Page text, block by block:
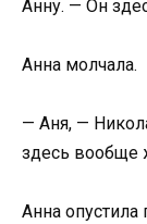
Анну. — Он
Анна молчала.
— Аня, —
здесь вообще
Анна опустила